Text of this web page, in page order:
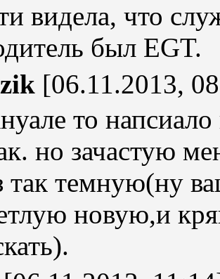
видела, что
был EGT.
[06.11.2013,
то
но зачастую
так темную(ну
новую,и